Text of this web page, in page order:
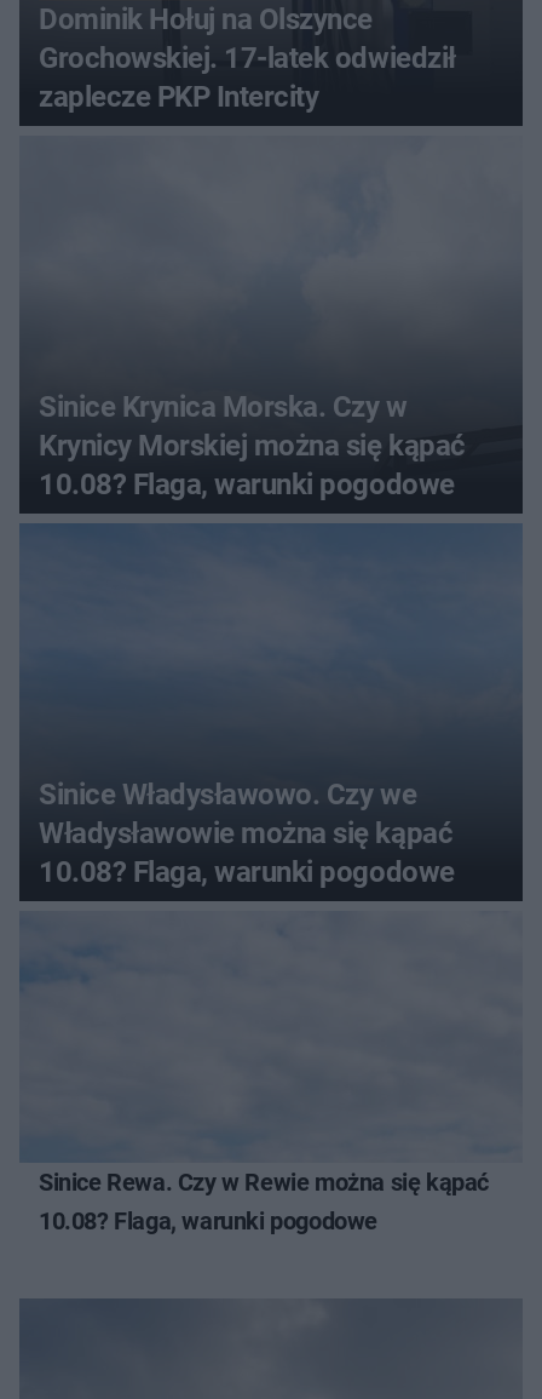
Dominik Hołuj na Olszynce
Grochowskiej. 17-latek odwiedził
zaplecze PKP Intercity
Sinice Krynica Morska. Czy w
Krynicy Morskiej można się kąpać
10.08? Flaga, warunki pogodowe
Sinice Władysławowo. Czy we
Władysławowie można się kąpać
10.08? Flaga, warunki pogodowe
Sinice Rewa. Czy w Rewie można się kąpać
10.08? Flaga, warunki pogodowe